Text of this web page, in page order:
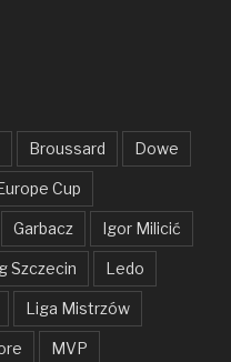
Broussard Dowe
Cup
Garbacz Igor Milicić
Szczecin Ledo
Liga Mistrzów
MVP